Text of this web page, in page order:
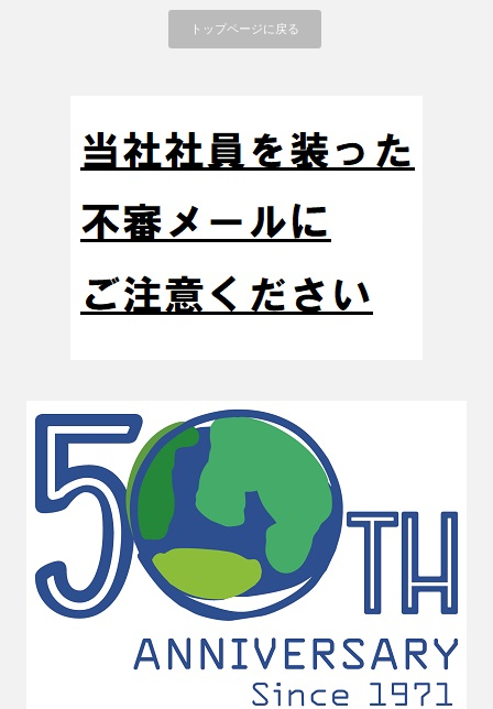
トップページに戻る